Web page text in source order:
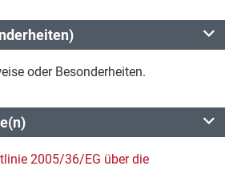
oder Besonderheiten.
2005/36/EG über die